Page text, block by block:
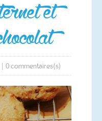
| 0commentaires(s)